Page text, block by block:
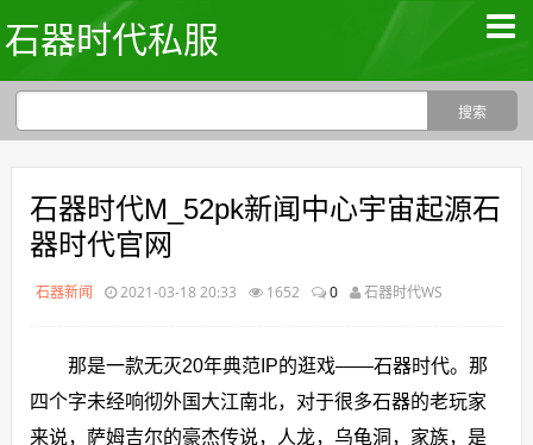
石器时代私服
石器时代M_52pk新闻中心宇宙起源石
器时代官网
石器新闻 2021-03-18 20:33 1652 0 石器时代WS
那是一款无灭20年典范IP的逛戏——石器时代。那
四个字未经响彻外国大江南北，对于很多石器的老玩家
来说，萨姆吉尔的豪杰传说，人龙，乌龟洞，家族，是